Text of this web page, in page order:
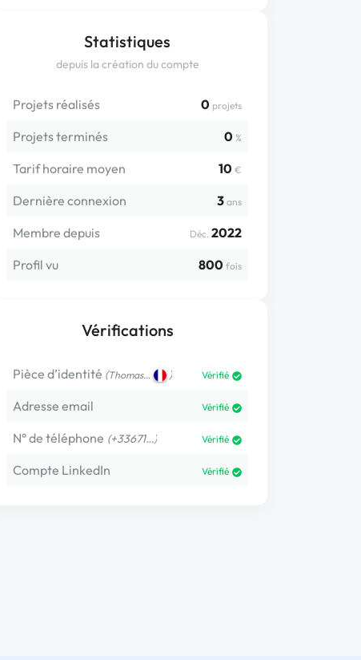
Statistiques
depuis la création du compte
Projets réalisés 0 projets
Projets terminés 0 %
Tarif horaire moyen 10 €
Dernière connexion 3 ans
Membre depuis Déc. 2022
Profil vu
800 fois
Vérifications
Pièce d’identité (Thomas… ) Vérifié
Adresse email Vérifié
N° de téléphone (+33671…) Vérifié
Compte LinkedIn Vérifié